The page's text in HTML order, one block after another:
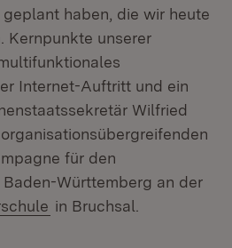
haben, die wir heute
Kernpunkte unserer
Internet-Auftritt und ein
Wilfried
für den
Württemberg an der
(Öffnet in neuem
in Bruchsal.